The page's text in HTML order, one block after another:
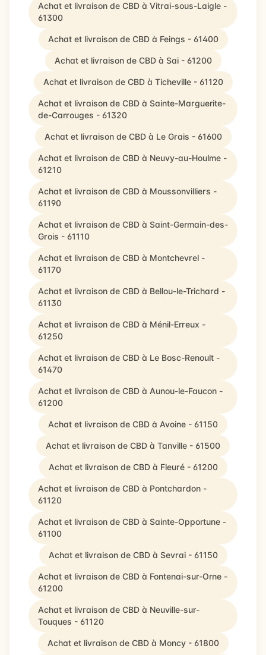
Achat et livraison de CBD à Vitrai-sous-Laigle -
61300
Achat et livraison de CBD à Feings - 61400
Achat et livraison de CBD à Sai - 61200
Achat et livraison de CBD à Ticheville - 61120
Achat et livraison de CBD à Sainte-Marguerite-
de-Carrouges - 61320
Achat et livraison de CBD à Le Grais - 61600
Achat et livraison de CBD à Neuvy-au-Houlme -
61210
Achat et livraison de CBD à Moussonvilliers -
61190
Achat et livraison de CBD à Saint-Germain-des-
Grois - 61110
Achat et livraison de CBD à Montchevrel -
61170
Achat et livraison de CBD à Bellou-le-Trichard -
61130
Achat et livraison de CBD à Ménil-Erreux -
61250
Achat et livraison de CBD à Le Bosc-Renoult -
61470
Achat et livraison de CBD à Aunou-le-Faucon -
61200
Achat et livraison de CBD à Avoine - 61150
Achat et livraison de CBD à Tanville - 61500
Achat et livraison de CBD à Fleuré - 61200
Achat et livraison de CBD à Pontchardon -
61120
Achat et livraison de CBD à Sainte-Opportune -
61100
Achat et livraison de CBD à Sevrai - 61150
Achat et livraison de CBD à Fontenai-sur-Orne -
61200
Achat et livraison de CBD à Neuville-sur-
Touques - 61120
Achat et livraison de CBD à Moncy - 61800